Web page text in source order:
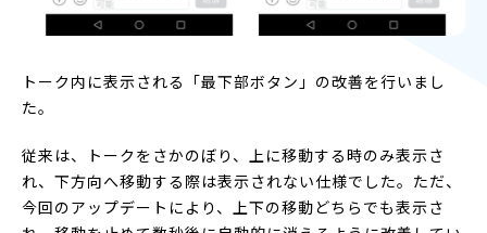
トーク内に表示される「最下部ボタン」の改善を行いまし
た。
従来は、トークをさかのぼり、上に移動する時のみ表示さ
れ、下方向へ移動する際は表示されない仕様でした。ただ、
今回のアップデートにより、上下の移動どちらでも表示さ